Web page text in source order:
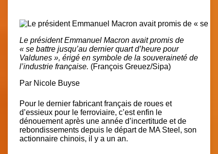
Le président Emmanuel Macron avait promis de
« se battre jusqu’au dernier quart d’heure pour
Valdunes », érigé en symbole de la souveraineté de
l’industrie française. (François Greuez/Sipa)
Par Nicole Buyse
Pour le dernier fabricant français de roues et
d’essieux pour le ferroviaire, c’est enfin le
dénouement après une année d’incertitude et de
rebondissements depuis le départ de MA Steel, son
actionnaire chinois, il y a un an.